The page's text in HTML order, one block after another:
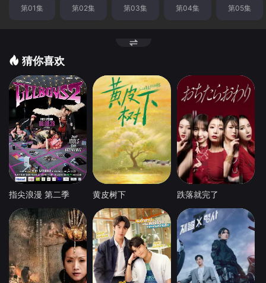
第01集 第02集 第03集 第04集 第05集
猜你喜欢
指尖浪漫 第二季 黄皮树下 跌落就完了